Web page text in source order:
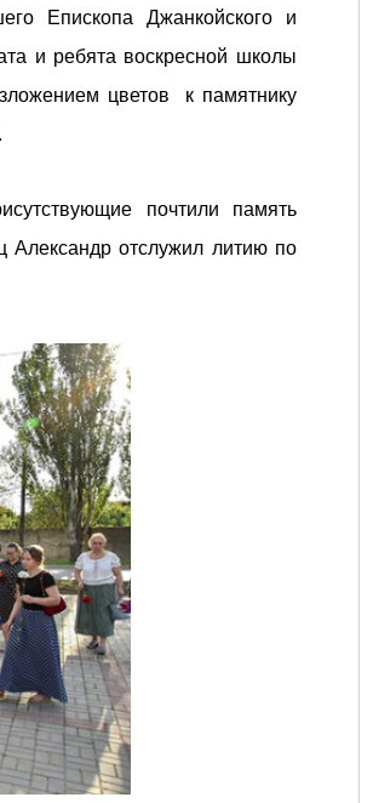
Епископа Джанкойского и
и ребята воскресной школы
цветов к памятнику
почтили память
Александр отслужил литию по